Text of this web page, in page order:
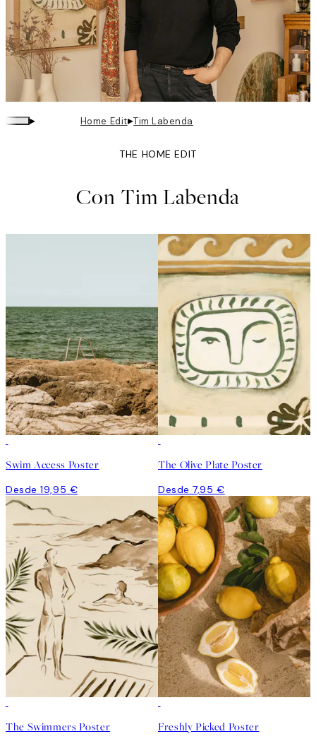
▸ Home Edit▸Tim Labenda
THE HOME EDIT
Con Tim Labenda
Swim Access Poster
Desde 19,95 €
The Olive Plate Poster
Desde 7,95 €
The Swimmers Poster Freshly Picked Poster